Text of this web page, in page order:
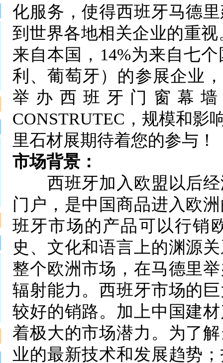
化服务，使得西班牙马德
到世界各地相关企业的重视
来自本国，14%为来自七
利、葡萄牙）的参展企业
举办西班牙门窗幕墙
CONSTRUTEC，规模和影
里石材展期待着您的参与！
市场背景：
西班牙加入欧盟以后经
门户，是中国商品进入欧
班牙市场的产品可以行销
史、文化和语言上的渊源
整个欧洲市场，在马德里
辐射能力。西班牙市场的
较好的销路。加上中国建
着极大的市场潜力。为了
业的最新技术和发展趋势